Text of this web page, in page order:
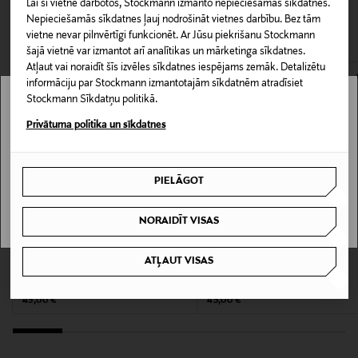
Lai šī vietne darbotos, Stockmann izmanto nepieciešamās sīkdatnes.
Nepieciešamās sīkdatnes ļauj nodrošināt vietnes darbību. Bez tām
vietne nevar pilnvērtīgi funkcionēt. Ar Jūsu piekrišanu Stockmann
šajā vietnē var izmantot arī analītikas un mārketinga sīkdatnes.
Atļaut vai noraidīt šīs izvēles sīkdatnes iespējams zemāk. Detalizētu
informāciju par Stockmann izmantotajām sīkdatnēm atradīsiet
Stockmann Sīkdatņu politikā.
Privātuma politika un sīkdatnes
PIELĀGOT
NORAIDĪT VISAS
ATĻAUT VISAS
Bez eļļas
Produkta tips
Cietas konsistences, Pūderis
ASV
Ražotājs
Hämeentie 15, 00500, Helsinki, Finland
jāpaziņo iepriekš. Veselības un higiēnas apsvērumu dēļ
nedrīkst atdot atpakaļ aizzīmogotas preces, ja to zīmogs ir
atvērts. Aizzīmogotiem kosmētikas un dabiskiem līdzekļiem,
kas tiek atdoti atpakaļ, ir jābūt to sākotnējā neatvērtajā
iepakojumā.
PREČU ATGRIEŠANAS POLITIKA
CITI KLIENTI SKATĪJĀS ARĪ
Original Price
43,00 €
ANASTASIA
Original Price
43,00 €
Stockmann nav pieejams tavā valstī.